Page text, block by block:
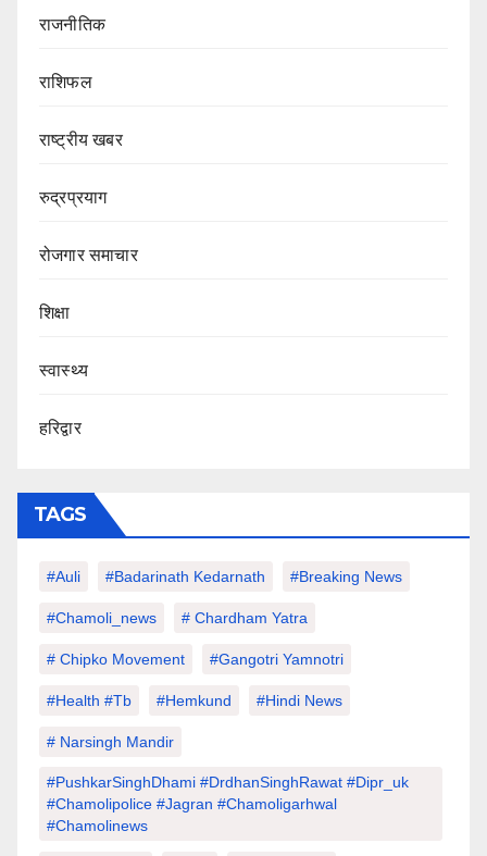
राजनीतिक
राशिफल
राष्ट्रीय खबर
रुद्रप्रयाग
रोजगार समाचार
शिक्षा
स्वास्थ्य
हरिद्वार
TAGS
#auli #Badarinath Kedarnath #Breaking News
#chamoli_news # Chardham Yatra
# Chipko Movement #Gangotri Yamnotri
#Health #tb #hemkund #hindi News
# Narsingh Mandir
#PushkarSinghDhami #drdhanSinghRawat #dipr_uk
#chamolipolice #Jagran #chamoligarhwal
#chamolinews